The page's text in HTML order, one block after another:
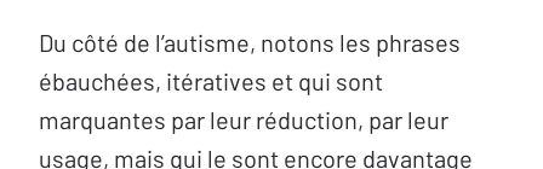
Du côté de l’autisme, notons les phrases
ébauchées, itératives et qui sont
marquantes par leur réduction, par leur
usage, mais qui le sont encore davantage